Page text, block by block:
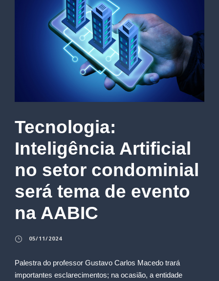
Tecnologia:
Inteligência Artificial
no setor condominial
será tema de evento
na AABIC
05/11/2024
Palestra do professor Gustavo Carlos Macedo trará
importantes esclarecimentos; na ocasião, a entidade